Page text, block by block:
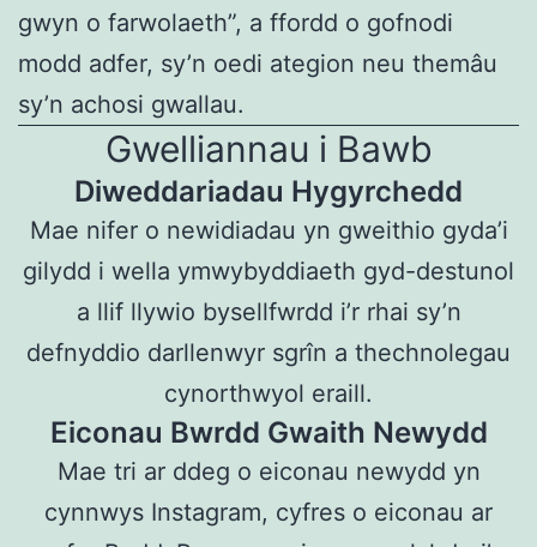
gwyn o farwolaeth”, a ffordd o gofnodi
modd adfer, sy’n oedi ategion neu themâu
sy’n achosi gwallau.
Gwelliannau i Bawb
Diweddariadau Hygyrchedd
Mae nifer o newidiadau yn gweithio gyda’i
gilydd i wella ymwybyddiaeth gyd-destunol
a llif llywio bysellfwrdd i’r rhai sy’n
defnyddio darllenwyr sgrîn a thechnolegau
cynorthwyol eraill.
Eiconau Bwrdd Gwaith Newydd
Mae tri ar ddeg o eiconau newydd yn
cynnwys Instagram, cyfres o eiconau ar